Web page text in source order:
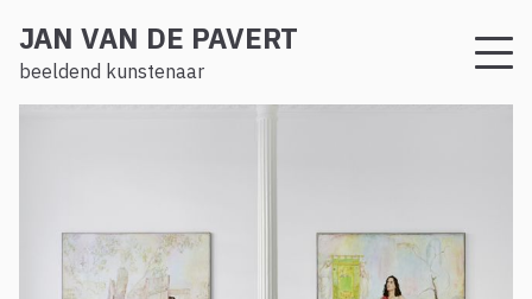
JAN VAN DE PAVERT
beeldend kunstenaar